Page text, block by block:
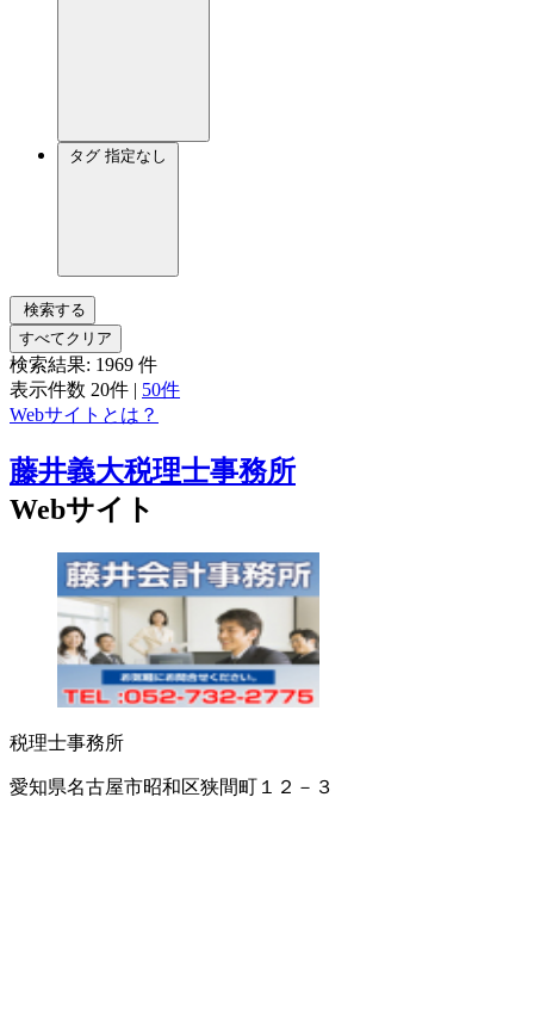
タグ 指定なし
検索する
すべてクリア
検索結果: 1969 件
表示件数 20件 | 50件
Webサイトとは？
藤井義大税理士事務所
Webサイト
税理士事務所
愛知県名古屋市昭和区狭間町１２－３